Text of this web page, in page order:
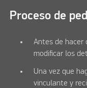
Proceso de
Antes de hacer
modificar los
Una vez que
vinculante y